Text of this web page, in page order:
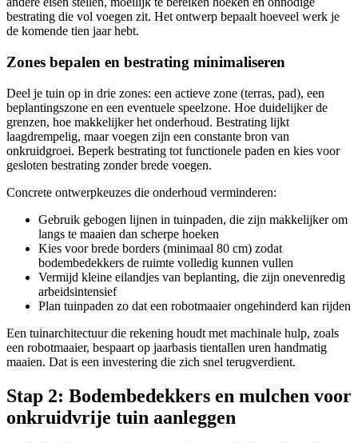
bestrating die vol voegen zit. Het ontwerp bepaalt hoeveel werk je
de komende tien jaar hebt.
Zones bepalen en bestrating minimaliseren
Deel je tuin op in drie zones: een actieve zone (terras, pad), een
beplantingszone en een eventuele speelzone. Hoe duidelijker de
grenzen, hoe makkelijker het onderhoud. Bestrating lijkt
laagdrempelig, maar voegen zijn een constante bron van
onkruidgroei. Beperk bestrating tot functionele paden en kies voor
gesloten bestrating zonder brede voegen.
Concrete ontwerpkeuzes die onderhoud verminderen:
Gebruik gebogen lijnen in tuinpaden, die zijn makkelijker om
langs te maaien dan scherpe hoeken
Kies voor brede borders (minimaal 80 cm) zodat
bodembedekkers de ruimte volledig kunnen vullen
Vermijd kleine eilandjes van beplanting, die zijn onevenredig
arbeidsintensief
Plan tuinpaden zo dat een robotmaaier ongehinderd kan rijden
Een tuinarchitectuur die rekening houdt met machinale hulp, zoals
een robotmaaier, bespaart op jaarbasis tientallen uren handmatig
maaien. Dat is een investering die zich snel terugverdient.
Stap 2: Bodembedekkers en mulchen voor
onkruidvrije tuin aanleggen